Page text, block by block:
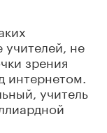
не
зрения
интернетом.
учитель